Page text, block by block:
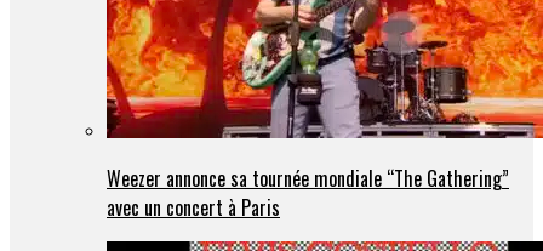
Weezer annonce sa tournée mondiale “The Gathering”
avec un concert à Paris